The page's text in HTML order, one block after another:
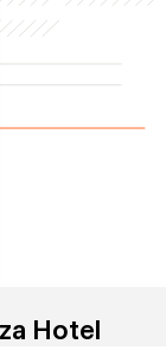
Hotel